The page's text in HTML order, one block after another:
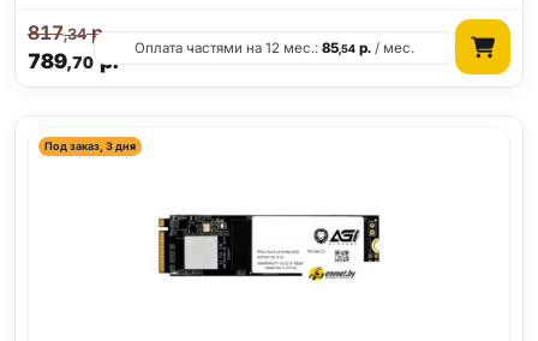
789,70р.
817,34р.
Оплата частями на 12 мес.:85,54 р. / мес.
Под заказ, 3 дня